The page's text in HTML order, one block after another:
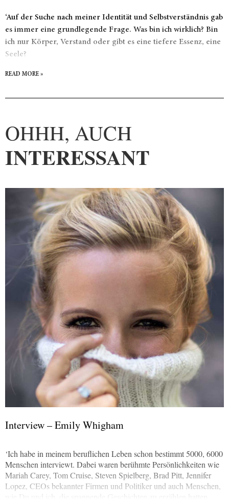
‘Auf der Suche nach meiner Identität und Selbstverständnis gab
es immer eine grundlegende Frage. Was bin ich wirklich? Bin
ich nur Körper, Verstand oder gibt es eine tiefere Essenz, eine
Seele?
READ MORE »
OHHH, AUCH
INTERESSANT
Interview – Emily Whigham
‘Ich habe in meinem beruflichen Leben schon bestimmt 5000, 6000
Menschen interviewt. Dabei waren berühmte Persönlichkeiten wie
Mariah Carey, Tom Cruise, Steven Spielberg, Brad Pitt, Jennifer
Lopez, CEOs bekannter Firmen und Politiker und auch Menschen,
wie Du und ich, die spannende Geschichten zu erzählen hatten.